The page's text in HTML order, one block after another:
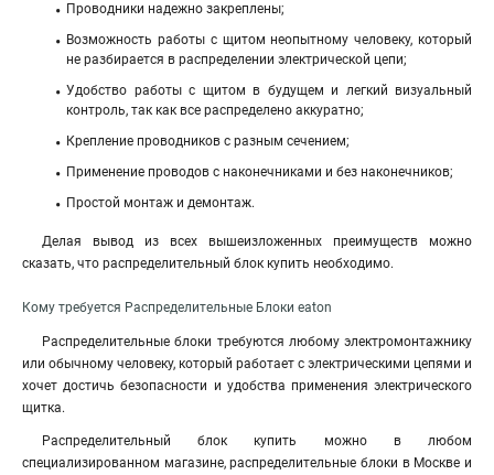
Проводники надежно закреплены;
Возможность работы с щитом неопытному человеку, который
не разбирается в распределении электрической цепи;
Удобство работы с щитом в будущем и легкий визуальный
контроль, так как все распределено аккуратно;
Крепление проводников с разным сечением;
Применение проводов с наконечниками и без наконечников;
Простой монтаж и демонтаж.
Делая вывод из всех вышеизложенных преимуществ можно
сказать, что распределительный блок купить необходимо.
Кому требуется Распределительные Блоки eaton
Распределительные блоки требуются любому электромонтажнику
или обычному человеку, который работает с электрическими цепями и
хочет достичь безопасности и удобства применения электрического
щитка.
Распределительный блок купить можно в любом
специализированном магазине, распределительные блоки в Москве и